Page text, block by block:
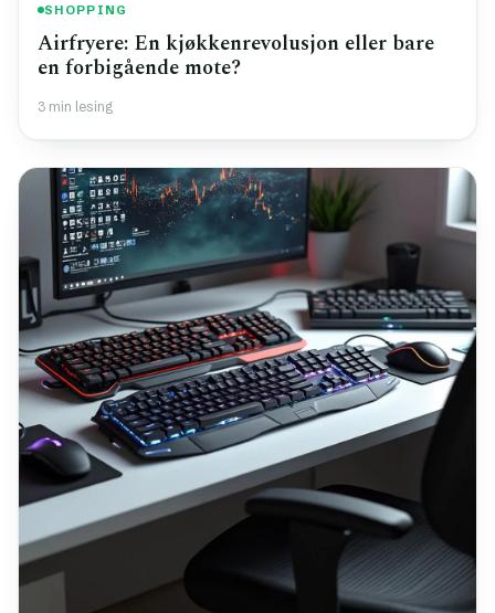
SHOPPING
Airfryere: En kjøkkenrevolusjon eller bare
en forbigående mote?
3 min lesing